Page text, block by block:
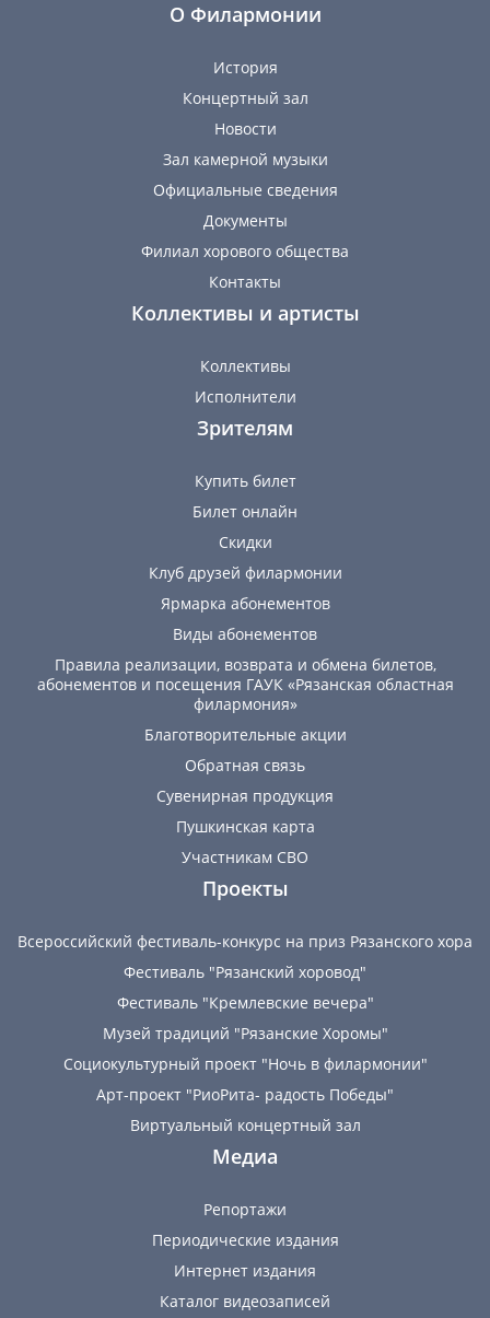
О Филармонии
История
Концертный зал
Новости
Зал камерной музыки
Официальные сведения
Документы
Филиал хорового общества
Контакты
Коллективы и артисты
Коллективы
Исполнители
Зрителям
Купить билет
Билет онлайн
Скидки
Клуб друзей филармонии
Ярмарка абонементов
Виды абонементов
Правила реализации, возврата и обмена билетов,
абонементов и посещения ГАУК «Рязанская областная
филармония»
Благотворительные акции
Обратная связь
Сувенирная продукция
Пушкинская карта
Участникам СВО
Проекты
Всероссийский фестиваль-конкурс на приз Рязанского хора
Фестиваль "Рязанский хоровод"
Фестиваль "Кремлевские вечера"
Музей традиций "Рязанские Хоромы"
Социокультурный проект "Ночь в филармонии"
Арт-проект "РиоРита- радость Победы"
Виртуальный концертный зал
Медиа
Репортажи
Периодические издания
Интернет издания
Каталог видеозаписей